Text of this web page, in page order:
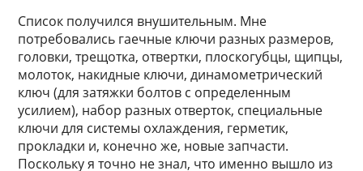
Список получился внушительным. Мне
потребовались гаечные ключи разных размеров,
головки, трещотка, отвертки, плоскогубцы, щипцы,
молоток, накидные ключи, динамометрический
ключ (для затяжки болтов с определенным
усилием), набор разных отверток, специальные
ключи для системы охлаждения, герметик,
прокладки и, конечно же, новые запчасти.
Поскольку я точно не знал, что именно вышло из